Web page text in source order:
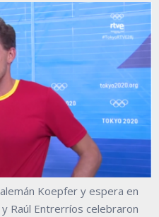
Koepfer y espera en
Raúl Entrerríos celebraron